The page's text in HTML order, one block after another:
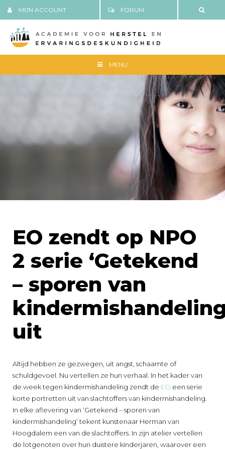
MIJN ACCOUNT FORUM
MENU
EO zendt op NPO
2 serie ‘Getekend
– sporen van
uit
Altijd hebben ze gezwegen, uit angst, schaamte of
schuldgevoel. Nu vertellen ze hun verhaal. In het kader van
de week tegen kindermishandeling zendt de EO een serie
korte portretten uit van slachtoffers van kindermishandeling.
In elke aflevering van ‘Getekend – sporen van
kindermishandeling’ tekent kunstenaar Herman van
Hoogdalem een van de slachtoffers. In zijn atelier vertellen
de lotgenoten over hun duistere kinderjaren, waarover een